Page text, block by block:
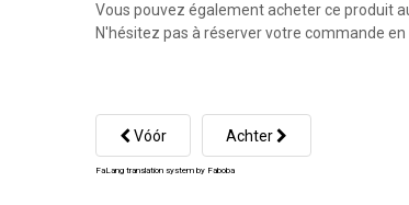
Vous pouvez également acheter ce produit
N'hésitez pas à réserver votre commande
Vóór Achter
FaLang translation system by Faboba